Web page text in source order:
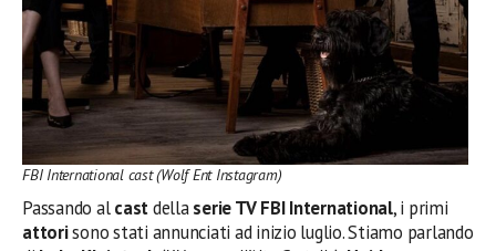
FBI International cast (Wolf Ent Instagram)
Passando alcastdellaserie TV FBI International, i primi
attorisono stati annunciati ad inizio luglio. Stiamo parlando